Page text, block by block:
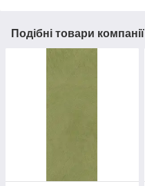
Подібні товари компанії